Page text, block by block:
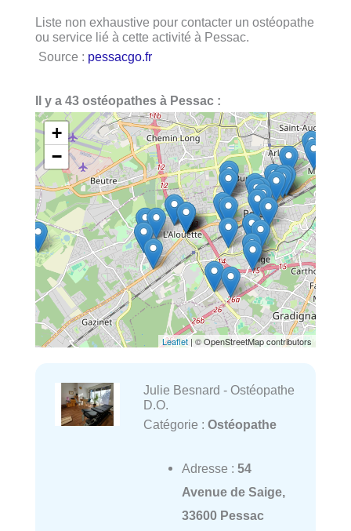
Liste non exhaustive pour contacter un ostéopathe
ou service lié à cette activité à Pessac.
Source : pessacgo.fr
Il y a 43 ostéopathes à Pessac :
+
−
Leaflet | © OpenStreetMap contributors
Julie Besnard - Ostéopathe
D.O.
Catégorie : Ostéopathe
Adresse : 54
Avenue de Saige,
33600 Pessac